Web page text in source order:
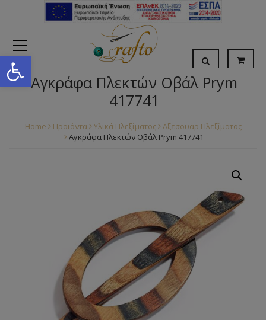
Open toolbar
Αγκράφα Πλεκτών Οβάλ Prym
417741
Home Προϊόντα Υλικά Πλεξίματος
Αξεσουάρ Πλεξίματος
Αγκράφα Πλεκτών Οβάλ Prym 417741